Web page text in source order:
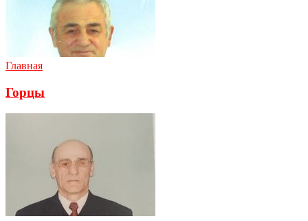
Главная
Горцы